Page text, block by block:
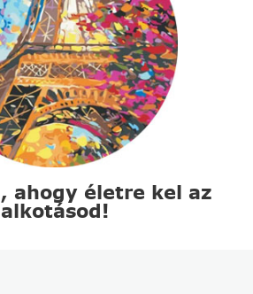
ahogy életre kel az
alkotásod!